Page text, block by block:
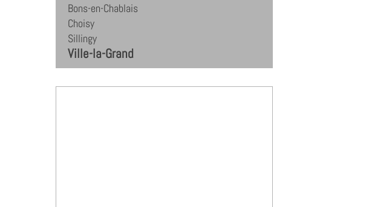
Bons-en-Chablais
Choisy
Sillingy
Ville-la-Grand